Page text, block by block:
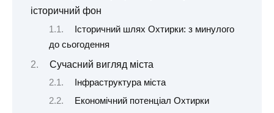
історичний фон
Історичний шлях Охтирки: з минулого
до сьогодення
Сучасний вигляд міста
Інфраструктура міста
Економічний потенціал Охтирки